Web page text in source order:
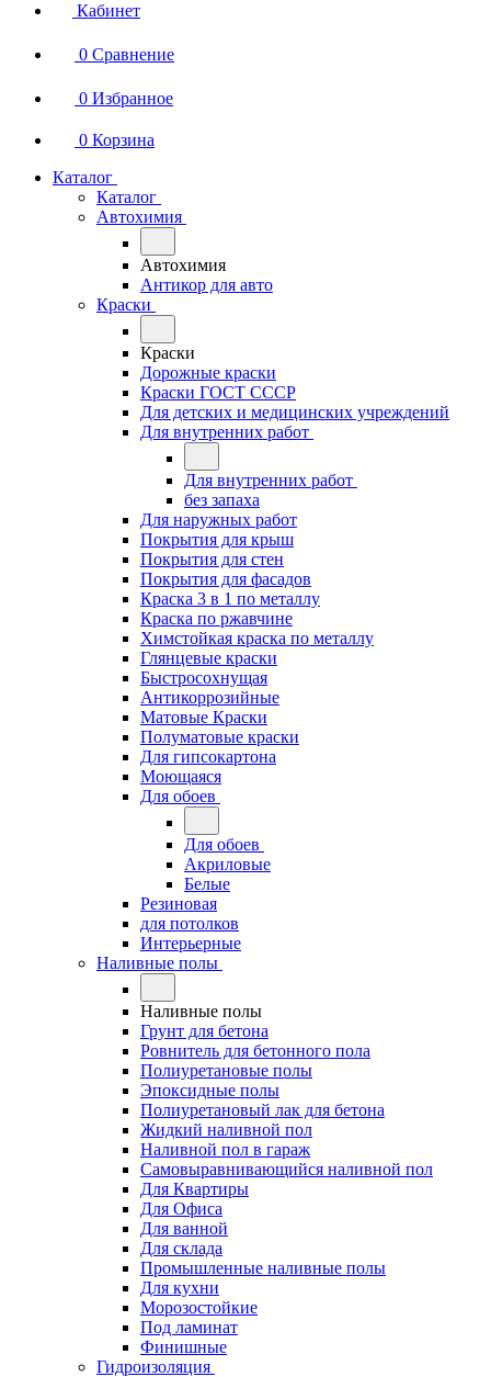
Кабинет
0 Сравнение
0 Избранное
0 Корзина
Каталог
Каталог
Автохимия
Автохимия
Антикор для авто
Краски
Краски
Дорожные краски
Краски ГОСТ СССР
Для детских и медицинских учреждений
Для внутренних работ
Для внутренних работ
без запаха
Для наружных работ
Покрытия для крыш
Покрытия для стен
Покрытия для фасадов
Краска 3 в 1 по металлу
Краска по ржавчине
Химстойкая краска по металлу
Глянцевые краски
Быстросохнущая
Антикоррозийные
Матовые Краски
Полуматовые краски
Для гипсокартона
Моющаяся
Для обоев
Для обоев
Акриловые
Белые
Резиновая
для потолков
Интерьерные
Наливные полы
Наливные полы
Грунт для бетона
Ровнитель для бетонного пола
Полиуретановые полы
Эпоксидные полы
Полиуретановый лак для бетона
Жидкий наливной пол
Наливной пол в гараж
Самовыравнивающийся наливной пол
Для Квартиры
Для Офиса
Для ванной
Для склада
Промышленные наливные полы
Для кухни
Морозостойкие
Под ламинат
Финишные
Гидроизоляция